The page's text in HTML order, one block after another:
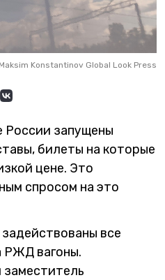
Konstantinov Global Look Press
России запущены
билеты на которые
цене. Это
спросом на это
все
РЖД вагоны.